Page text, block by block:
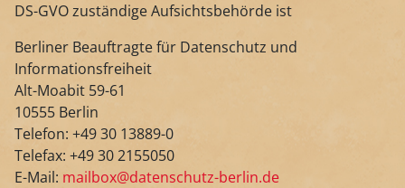
DS-GVO zuständige Aufsichtsbehörde ist
Berliner Beauftragte für Datenschutz und
Informationsfreiheit
Alt-Moabit 59-61
10555 Berlin
Telefon: +49 30 13889-0
Telefax: +49 30 2155050
E-Mail: mailbox@datenschutz-berlin.de